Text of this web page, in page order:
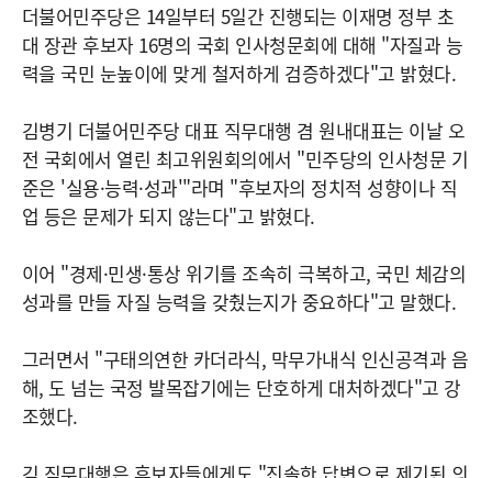
더불어민주당은 14일부터 5일간 진행되는 이재명 정부 초
대 장관 후보자 16명의 국회 인사청문회에 대해 "자질과 능
력을 국민 눈높이에 맞게 철저하게 검증하겠다"고 밝혔다.
김병기 더불어민주당 대표 직무대행 겸 원내대표는 이날 오
전 국회에서 열린 최고위원회의에서 "민주당의 인사청문 기
준은 '실용·능력·성과'"라며 "후보자의 정치적 성향이나 직
업 등은 문제가 되지 않는다"고 밝혔다.
이어 "경제·민생·통상 위기를 조속히 극복하고, 국민 체감의
성과를 만들 자질 능력을 갖췄는지가 중요하다"고 말했다.
그러면서 "구태의연한 카더라식, 막무가내식 인신공격과 음
해, 도 넘는 국정 발목잡기에는 단호하게 대처하겠다"고 강
조했다.
김 직무대행은 후보자들에게도 "진솔한 답변으로 제기된 의